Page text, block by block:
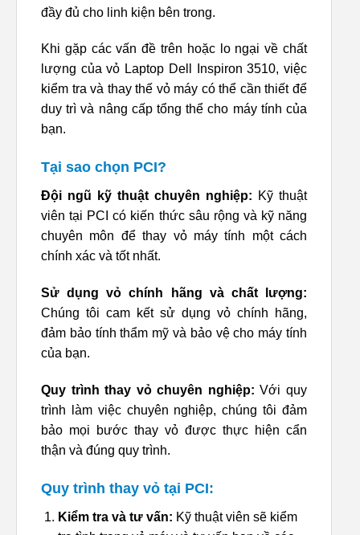
đầy đủ cho linh kiện bên trong.
Khi gặp các vấn đề trên hoặc lo ngại về chất
lượng của vỏ Laptop Dell Inspiron 3510, việc
kiểm tra và thay thế vỏ máy có thể cần thiết để
duy trì và nâng cấp tổng thể cho máy tính của
bạn.
Tại sao chọn PCI?
Đội ngũ kỹ thuật chuyên nghiệp: Kỹ thuật
viên tại PCI có kiến thức sâu rộng và kỹ năng
chuyên môn để thay vỏ máy tính một cách
chính xác và tốt nhất.
Sử dụng vỏ chính hãng và chất lượng:
Chúng tôi cam kết sử dụng vỏ chính hãng,
đảm bảo tính thẩm mỹ và bảo vệ cho máy tính
của bạn.
Quy trình thay vỏ chuyên nghiệp: Với quy
trình làm việc chuyên nghiệp, chúng tôi đảm
bảo mọi bước thay vỏ được thực hiện cẩn
thận và đúng quy trình.
Quy trình thay vỏ tại PCI:
Kiểm tra và tư vấn: Kỹ thuật viên sẽ kiểm